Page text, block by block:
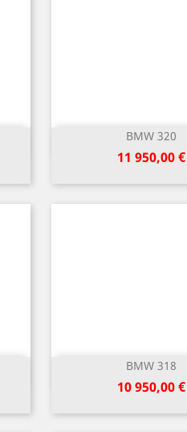
BMW 320
Kaina
11 950,00 €
Greita peržiūra
BMW 318
Kaina
10 950,00 €
Greita peržiūra